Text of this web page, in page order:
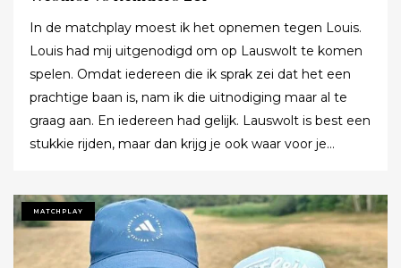
In de matchplay moest ik het opnemen tegen Louis.
Louis had mij uitgenodigd om op Lauswolt te komen
spelen. Omdat iedereen die ik sprak zei dat het een
prachtige baan is, nam ik die uitnodiging maar al te
graag aan. En iedereen had gelijk. Lauswolt is best een
stukkie rijden, maar dan krijg je ook waar voor je
Tot ik uiteindelijk aankondigde dat ik het nu echt niet
meer ging zeggen.
MATCHPLAY